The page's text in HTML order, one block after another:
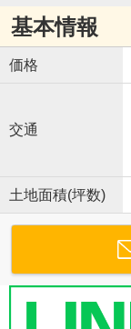
基本情報
価格
交通
土地面積(坪数)